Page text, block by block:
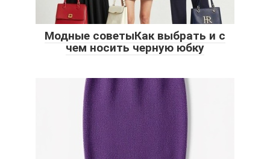
Модные советыКак выбрать и с
чем носить черную юбку